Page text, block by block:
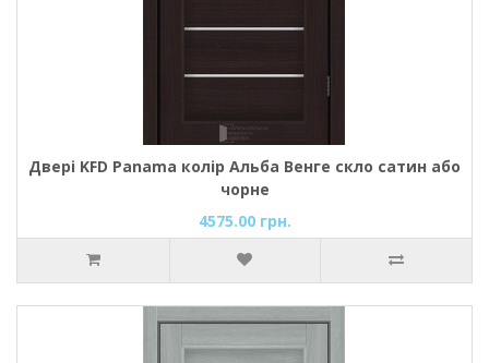
Двері KFD Panama колір Альба Венге скло сатин або
чорне
4575.00 грн.